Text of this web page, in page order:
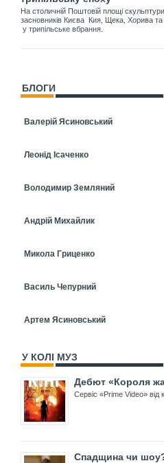
На столичній Поштовій площі
засновників Києва Кия, Щека, Хорива та
у трипільське вбрання.
БЛОГИ
Валерій Ясиновський
Леонід Ісаченко
Володимир Земляний
Андрій Михайлик
Микола Гриценко
Василь Чепурний
Артем Ясиновський
У КОЛІ МУЗ
Дебют «Короля
Сервіс «Prime Video» від
Спадщина чи